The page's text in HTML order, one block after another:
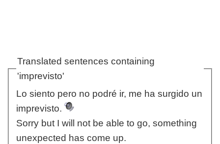
Translated sentences containing
'imprevisto'
Lo siento pero no podré ir, me ha surgido un
imprevisto.
Sorry but I will not be able to go, something
unexpected has come up.